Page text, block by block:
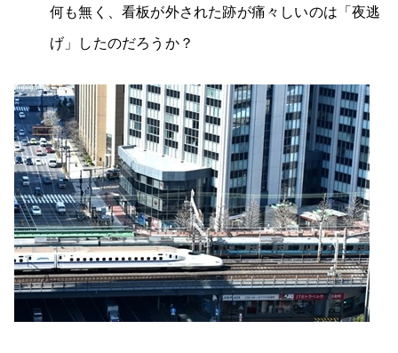
何も無く、看板が外された跡が痛々しいのは「夜逃
げ」したのだろうか？